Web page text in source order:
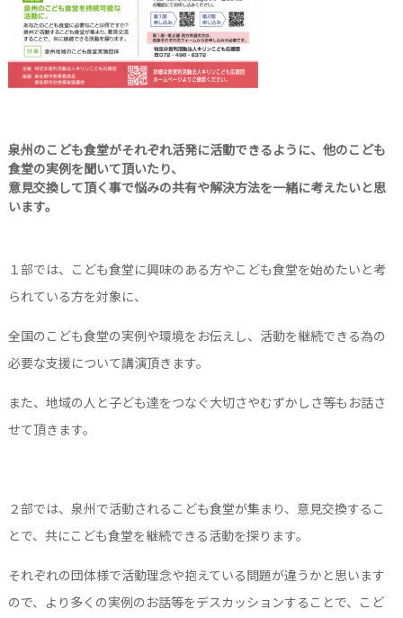
泉州のこども食堂がそれぞれ活発に活動できるように、他のこども
食堂の実例を聞いて頂いたり、
意見交換して頂く事で悩みの共有や解決方法を一緒に考えたいと思
います。
１部では、こども食堂に興味のある方やこども食堂を始めたいと考
られている方を対象に、
全国のこども食堂の実例や環境をお伝えし、活動を継続できる為の
必要な支援について講演頂きます。
また、地域の人と子ども達をつなぐ大切さやむずかしさ等もお話さ
せて頂きます。
２部では、泉州で活動されるこども食堂が集まり、意見交換するこ
とで、共にこども食堂を継続できる活動を探ります。
それぞれの団体様で活動理念や抱えている問題が違うかと思います
ので、より多くの実例のお話等をデスカッションすることで、こど